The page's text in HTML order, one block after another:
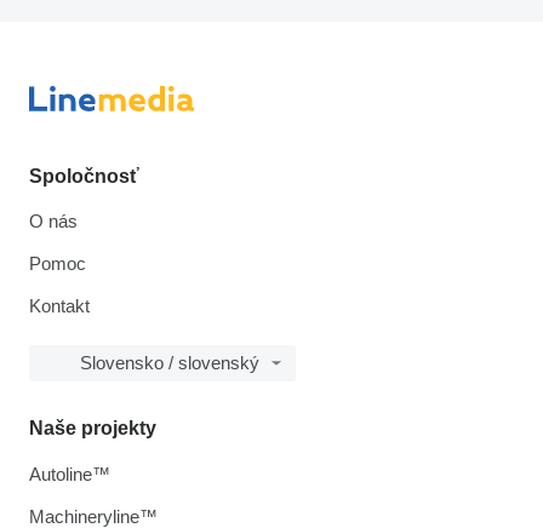
Spoločnosť
O nás
Pomoc
Kontakt
Slovensko / slovenský
Naše projekty
Autoline™
Machineryline™